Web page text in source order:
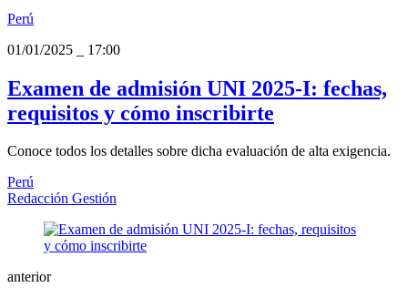
Perú
01/01/2025
17:00
Examen de admisión UNI 2025-I: fechas,
requisitos y cómo inscribirte
Conoce todos los detalles sobre dicha evaluación de alta exigencia.
Perú
Redacción Gestión
anterior